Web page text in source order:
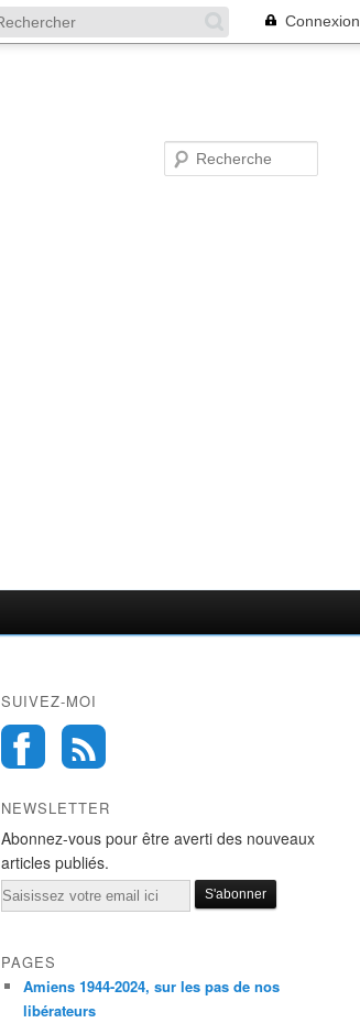
Connexion
SUIVEZ-MOI
NEWSLETTER
Abonnez-vous pour être averti des nouveaux
articles publiés.
Email
PAGES
Amiens 1944-2024, sur les pas de nos
libérateurs